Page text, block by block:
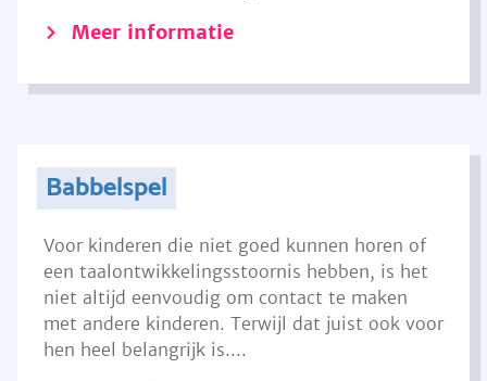
Meer informatie
Babbelspel
Voor kinderen die niet goed kunnen horen of
een taalontwikkelingsstoornis hebben, is het
niet altijd eenvoudig om contact te maken
met andere kinderen. Terwijl dat juist ook voor
hen heel belangrijk is....